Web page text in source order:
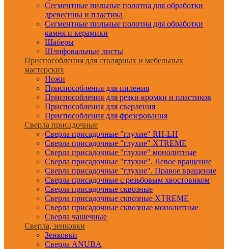
Сегментные пильные полотна для обработки
древесины и пластика
Сегментные пильные полотна для обработки
камня и керамики
Шаберы
Шлифовальные листы
Приспособления для столярных и мебельных
мастерских
Ножи
Приспособления для пиления
Приспособления для резки кромки и пластиков
Приспособления для сверления
Приспособления для фрезерования
Сверла присадочные
Сверла присадочные "глухие" RH-LH
Сверла присадочные "глухие" XTREME
Сверла присадочные "глухие" монолитные
Сверла присадочные "глухие". Левое вращение
Сверла присадочные "глухие". Правое вращение
Сверла присадочные с резьбовым хвостовиком
Сверла присадочные сквозные
Сверла присадочные сквозные XTREME
Сверла присадочные сквозные монолитные
Сверла чашечные
Сверла, зенковки
Зенковки
Сверла ANUBA